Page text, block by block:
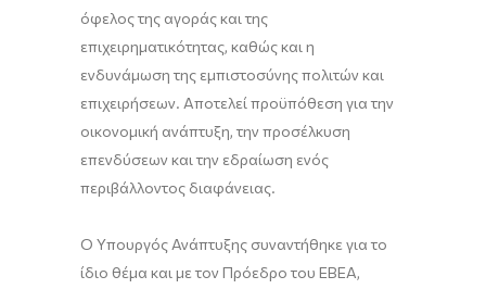
όφελος της αγοράς και της
επιχειρηματικότητας, καθώς και η
ενδυνάμωση της εμπιστοσύνης πολιτών και
επιχειρήσεων. Αποτελεί προϋπόθεση για την
οικονομική ανάπτυξη, την προσέλκυση
επενδύσεων και την εδραίωση ενός
περιβάλλοντος διαφάνειας.
Ο Υπουργός Ανάπτυξης συναντήθηκε για το
ίδιο θέμα και με τον Πρόεδρο του ΕΒΕΑ,